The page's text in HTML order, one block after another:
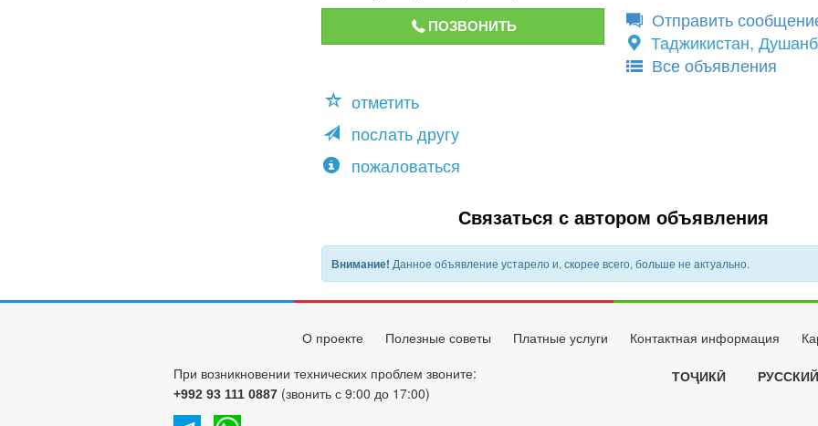
ПОЗВОНИТЬ
Отправить
Таджикистан,
Все объявления
отметить
послать другу
пожаловаться
Связаться с автором объявления
Внимание! Данное объявление устарело и, скорее всего, больше не актуально.
О проекте Полезные советы Платные услуги Контактная информация
При возникновении технических проблем звоните:
+992 93 111 0887 (звонить с 9:00 до 17:00)
ТОҶИКӢ